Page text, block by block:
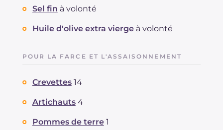
Sel fin à volonté
Huile d'olive extra vierge à volonté
POUR LA FARCE ET L'ASSAISONNEMENT
Crevettes 14
Artichauts 4
Pommes de terre 1